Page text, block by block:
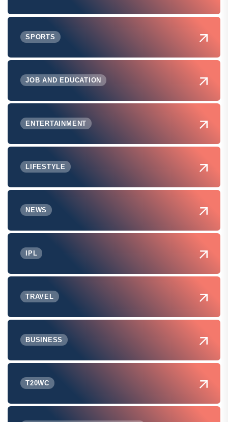
SPORTS
JOB AND EDUCATION
ENTERTAINMENT
LIFESTYLE
NEWS
IPL
TRAVEL
BUSINESS
T20WC